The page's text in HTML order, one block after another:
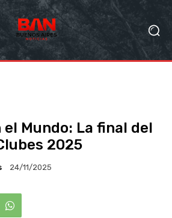
Mundo: La final del
2025
24/11/2025